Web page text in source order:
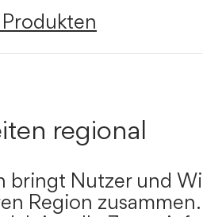
regional
bringt Nutzer und
Region